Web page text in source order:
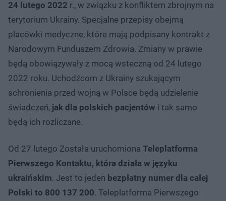
24 lutego 2022 r., w związku z konfliktem zbrojnym na
terytorium Ukrainy. Specjalne przepisy obejmą
placówki medyczne, które mają podpisany kontrakt z
Narodowym Funduszem Zdrowia. Zmiany w prawie
będą obowiązywały z mocą wsteczną od 24 lutego
2022 roku. Uchodźcom z Ukrainy szukającym
schronienia przed wojną w Polsce będą udzielenie
świadczeń, jak dla polskich pacjentów i tak samo
będą ich rozliczane.
Od 27 lutego Została uruchomiona Teleplatforma
Pierwszego Kontaktu, która działa w języku
ukraińskim. Jest to jeden bezpłatny numer dla całej
Polski to 800 137 200. Teleplatforma Pierwszego